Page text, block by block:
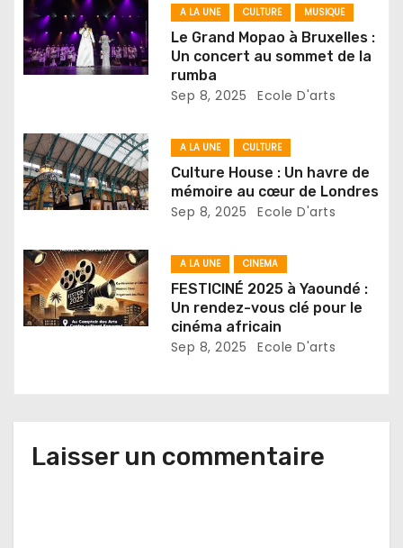
n
d
l
’
a
r
t
i
A LA UNE CULTURE MUSIQUE
Le Grand Mopao à Bruxelles :
Un concert au sommet de la
rumba
Sep 8, 2025 Ecole D'arts
A LA UNE CULTURE
Culture House : Un havre de
mémoire au cœur de Londres
Sep 8, 2025 Ecole D'arts
A LA UNE CINEMA
FESTICINÉ 2025 à Yaoundé :
Un rendez-vous clé pour le
cinéma africain
Sep 8, 2025 Ecole D'arts
Laisser un commentaire